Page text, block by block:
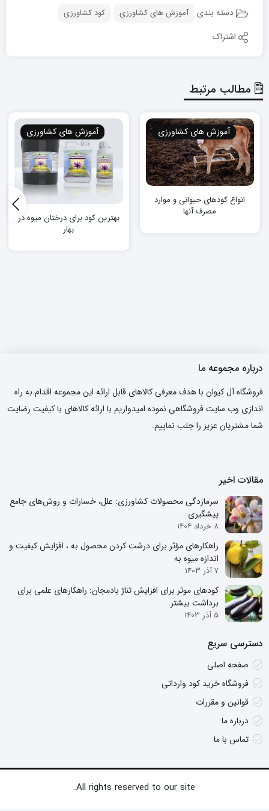
دسته بندی آموزش های کشاورزی کود کشاورزی
اشتراک
مطالب مرتبط
آموزش های کشاورزی
انواع کودهای حیوانی و موارد
مصرف آنها
آموزش های کشاورزی
بهترین کود برای درختان میوه در
بهار
درباره مجموعه ما
فروشگاه آل کیوان با هدف معرفی کالاهای قابل ارائه این مجموعه اقدام به راه
اندازی وب سایت فروشگاهی نموده.امیدواریم با ارائه کالاهای با کیفیت رضایت
شما مشتریان عزیز را جلب نماییم.
مقالات اخیر
سرمازدگی محصولات کشاورزی: علل، خسارات و روش‌های جامع
پیشگیری
8 خرداد 1404
راهکارهای مؤثر برای درشت کردن محصول به ، افزایش کیفیت و
اندازه میوه به
7 آذر 1403
کودهای موثر برای افزایش تناژ بادمجان: راهکارهای علمی برای
برداشت بیشتر
5 آذر 1403
دسترسی سریع
صفحه اصلی
فروشگاه خرید کود وارداتی
قوانین و مقررات
درباره ما
تماس با ما
All rights reserved to our site.